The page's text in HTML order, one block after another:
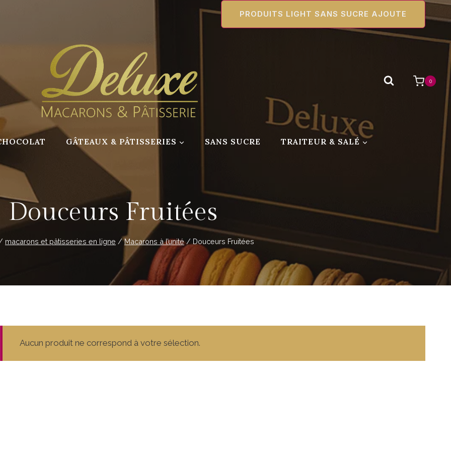
PRODUITS LIGHT SANS SUCRE AJOUTE
0
GÂTEAUX & PÂTISSERIES SANS SUCRE TRAITEUR & SALÉ
Douceurs Fruitées
macarons et pâtisseries en ligne / Macarons à l’unité / Douceurs Fruitées
Aucun produit ne correspond à votre sélection.